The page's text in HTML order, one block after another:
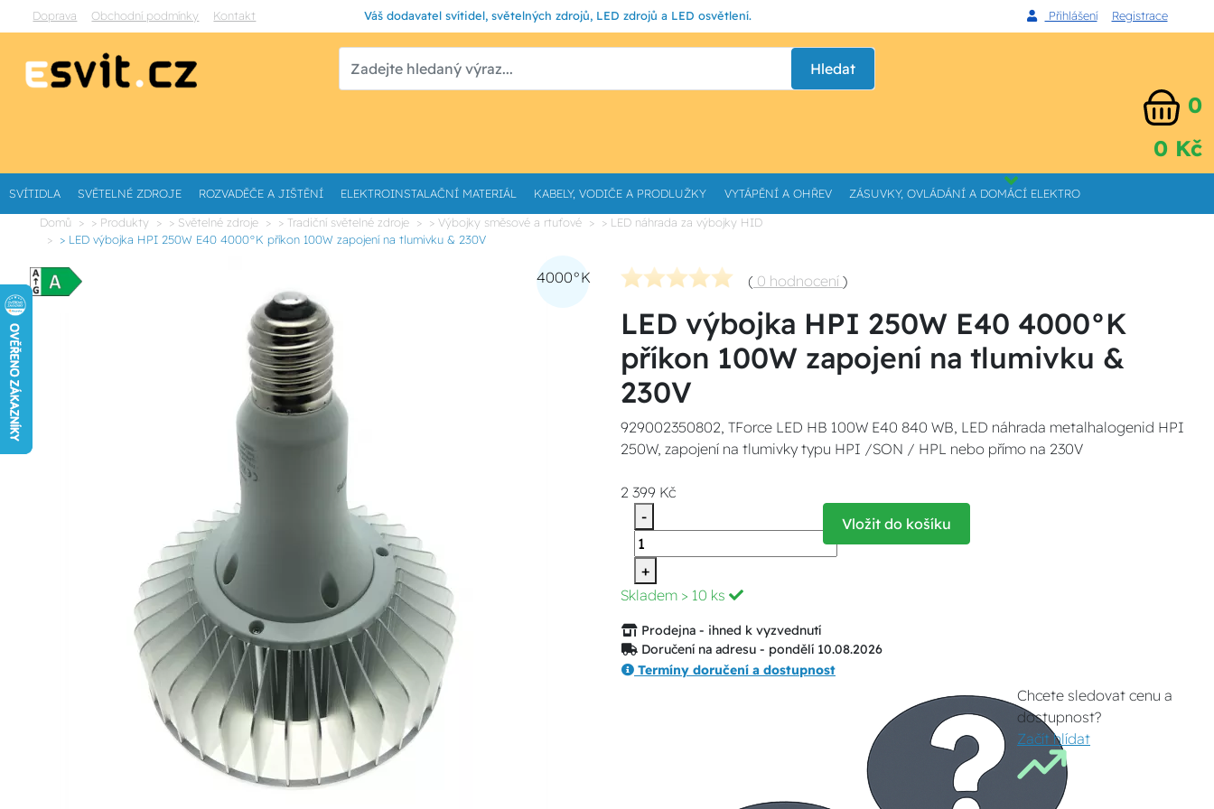
Doprava Obchodní podmínky Kontakt Váš dodavatel svítidel, světelných zdrojů, LED zdrojů a LED osvětlení. Přihlášení Registrace
Hledat
0
0 Kč
SVÍTIDLA SVĚTELNÉ ZDROJE ROZVADĚČE A JIŠTĚNÍ ELEKTROINSTALAČNÍ MATERIÁL KABELY, VODIČE A PRODLUŽKY VYTÁPĚNÍ A OHŘEV ZÁSUVKY, OVLÁDÁNÍ A DOMÁCÍ ELEKTRO
Domů > Produkty > Světelné zdroje > Tradiční světelné zdroje > Výbojky směsové a rtuťové
> LED náhrada za výbojky HID
> LED výbojka HPI 250W E40 4000°K příkon 100W zapojení na tlumivku & 230V
4000°K ( 0 hodnocení )
LED výbojka HPI 250W E40 4000°K
příkon 100W zapojení na tlumivku &
230V
929002350802, TForce LED HB 100W E40 840 WB, LED náhrada metalhalogenid HPI
250W, zapojení na tlumivky typu HPI /SON / HPL nebo přímo na 230V
2 399 Kč
-
+
Vložit do košíku
Skladem > 10 ks
Prodejna - ihned k vyzvednutí
Doručení na adresu - pondělí 10.08.2026
Termíny doručení a dostupnost
Chcete sledovat cenu a
dostupnost?
Začít hlídat